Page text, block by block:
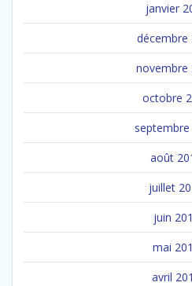
janvier
décembre
novembre
octobre
septembre
août
juillet
juin
mai
avril